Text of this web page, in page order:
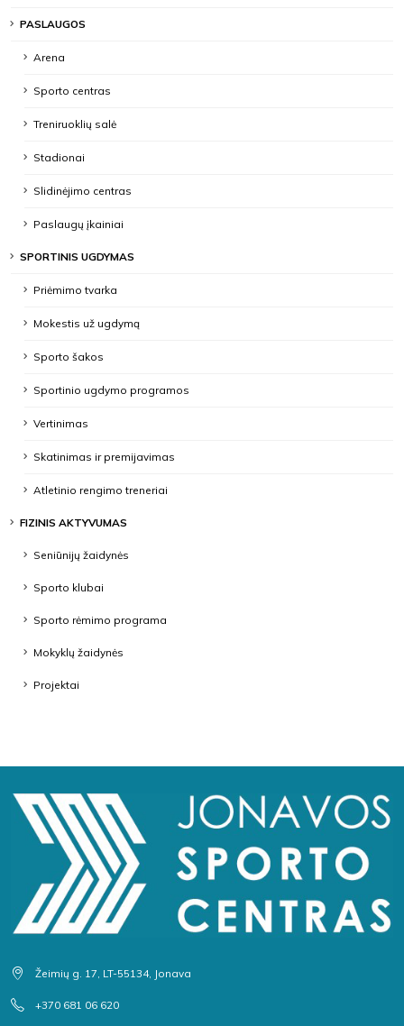
PASLAUGOS
Arena
Sporto centras
Treniruoklių salė
Stadionai
Slidinėjimo centras
Paslaugų įkainiai
SPORTINIS UGDYMAS
Priėmimo tvarka
Mokestis už ugdymą
Sporto šakos
Sportinio ugdymo programos
Vertinimas
Skatinimas ir premijavimas
Atletinio rengimo treneriai
FIZINIS AKTYVUMAS
Seniūnijų žaidynės
Sporto klubai
Sporto rėmimo programa
Mokyklų žaidynės
Projektai
Žeimių g. 17, LT-55134, Jonava
+370 681 06 620